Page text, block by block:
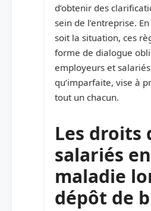
d’obtenir des
sein de l’entreprise.
soit la situation, ces
forme de dialogue
employeurs et
qu’imparfaite, vise à
tout un chacun.
Les droits
salariés
maladie
dépôt de